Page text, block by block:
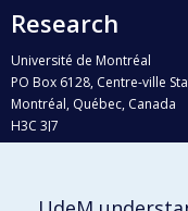
Research
Université de Montréal
PO Box 6128, Centre-ville
Montréal, Québec, Canada
H3C 3J7